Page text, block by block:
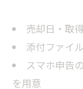
売却日・取
添付ファイ
スマホ申告
を用意